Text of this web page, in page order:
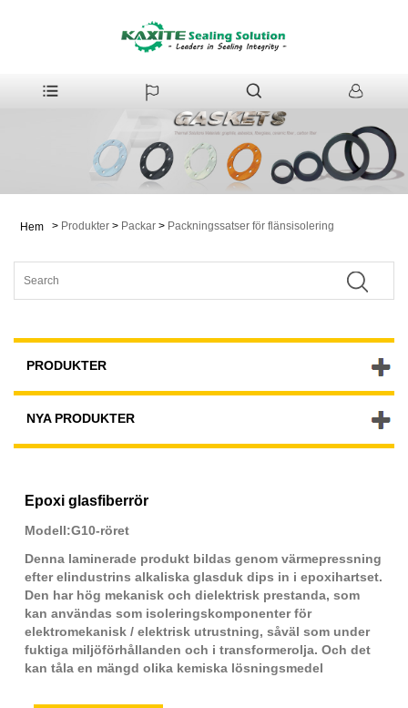
Hem > Produkter > Packar > Packningssatser för flänsisolering
PRODUKTER
NYA PRODUKTER
Epoxi glasfiberrör
Modell:G10-röret
Denna laminerade produkt bildas genom värmepressning
efter elindustrins alkaliska glasduk dips in i epoxihartset.
Den har hög mekanisk och dielektrisk prestanda, som
kan användas som isoleringskomponenter för
elektromekanisk / elektrisk utrustning, såväl som under
fuktiga miljöförhållanden och i transformerolja. Och det
kan tåla en mängd olika kemiska lösningsmedel